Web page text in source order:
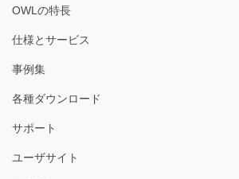
OWLの特長
仕様とサービス
事例集
各種ダウンロード
サポート
ユーザサイト